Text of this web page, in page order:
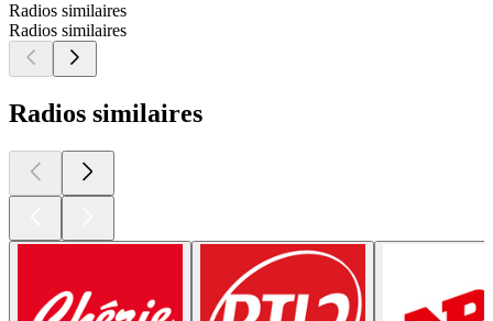
Radios similaires
Radios similaires
Radios similaires